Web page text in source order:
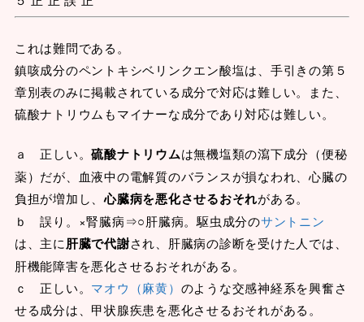
これは難問である。
鎮咳成分のペントキシベリンクエン酸塩は、手引きの第５
章別表のみに掲載されている成分で対応は難しい。また、
硫酸ナトリウムもマイナーな成分であり対応は難しい。
ａ 正しい。硫酸ナトリウムは無機塩類の瀉下成分（便秘
薬）だが、血液中の電解質のバランスが損なわれ、心臓の
負担が増加し、心臓病を悪化させるおそれがある。
ｂ 誤り。×腎臓病⇒○肝臓病。駆虫成分のサントニン
は、主に肝臓で代謝され、肝臓病の診断を受けた人では、
肝機能障害を悪化させるおそれがある。
ｃ 正しい。 マオウ（麻黄） のような交感神経系を興奮さ
せる成分は、甲状腺疾患を悪化させるおそれがある。